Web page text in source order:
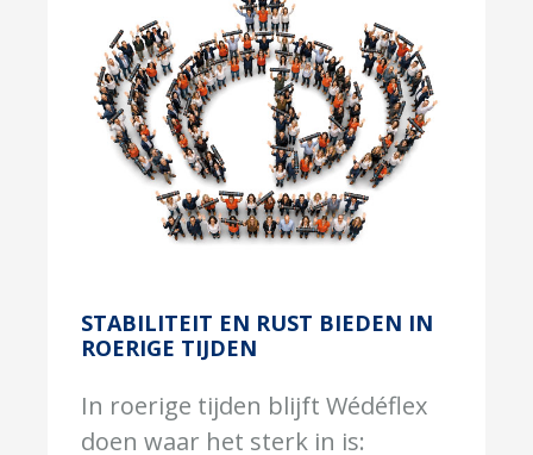
STABILITEIT EN RUST BIEDEN IN
ROERIGE TIJDEN
In roerige tijden blijft Wédéflex
doen waar het sterk in is: